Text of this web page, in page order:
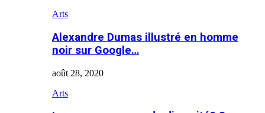
Arts
Alexandre Dumas illustré en homme
noir sur Google…
août 28, 2020
Arts